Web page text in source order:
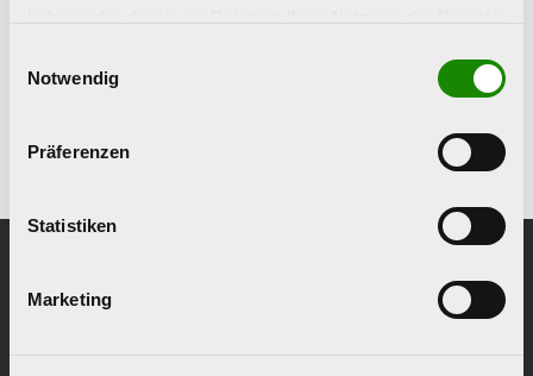
Notwendig
Präferenzen
Statistiken
Marketing
Sie haben Fragen -
Wir sind gerne für